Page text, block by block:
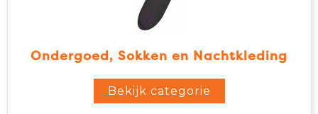
Ondergoed, Sokken en Nachtkleding
Bekijk categorie